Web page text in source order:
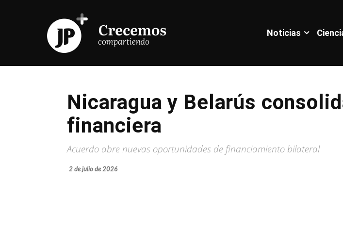
Noticias
Nicaragua y Belarús
financiera
Acuerdo abre nuevas oportunidades de financiamiento bilateral
2 de julio de 2026